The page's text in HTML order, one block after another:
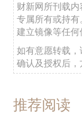
财新网所刊载
专属所有或持
建立镜像等任何
如有意愿转载
确认及授权后，
推荐阅读